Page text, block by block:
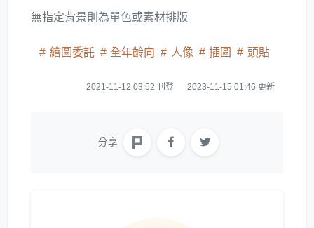
無指定背景則為單色或素材排版
繪圖委託 全年齡向 人像 插圖 頭貼
2021-11-12 03:52 刊登 2023-11-15 01:46 更新
分享